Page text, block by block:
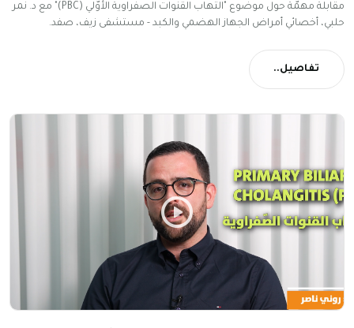
مقابلة مهمّة حول موضوع "التهاب القنوات الصفراوية الأوّلي (PBC)" مع د. نمر
حلبي، أخصائي أمراض الجهاز الهضمي والكبد - مستشفى زيف، صفد.
تفاصيل..